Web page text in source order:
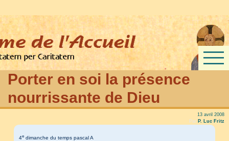
Porter en soi la présence
nourrissante de Dieu
13 avril 2008
Par P. Luc Fritz
4edimanche du temps pascal A